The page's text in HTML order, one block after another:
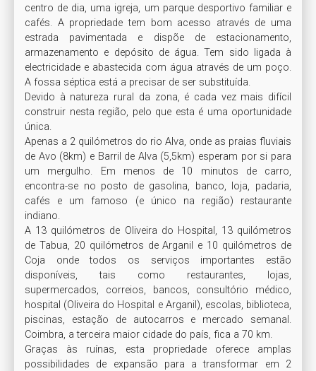
centro de dia, uma igreja, um parque desportivo familiar e
cafés. A propriedade tem bom acesso através de uma
estrada pavimentada e dispõe de estacionamento,
armazenamento e depósito de água. Tem sido ligada à
electricidade e abastecida com água através de um poço.
A fossa séptica está a precisar de ser substituída.
Devido à natureza rural da zona, é cada vez mais difícil
construir nesta região, pelo que esta é uma oportunidade
única.
Apenas a 2 quilómetros do rio Alva, onde as praias fluviais
de Avo (8km) e Barril de Alva (5,5km) esperam por si para
um mergulho. Em menos de 10 minutos de carro,
encontra-se no posto de gasolina, banco, loja, padaria,
cafés e um famoso (e único na região) restaurante
indiano.
A 13 quilómetros de Oliveira do Hospital, 13 quilómetros
de Tabua, 20 quilómetros de Arganil e 10 quilómetros de
Coja onde todos os serviços importantes estão
disponíveis, tais como restaurantes, lojas,
supermercados, correios, bancos, consultório médico,
hospital (Oliveira do Hospital e Arganil), escolas, biblioteca,
piscinas, estação de autocarros e mercado semanal.
Coimbra, a terceira maior cidade do país, fica a 70 km.
Graças às ruínas, esta propriedade oferece amplas
possibilidades de expansão para a transformar em 2